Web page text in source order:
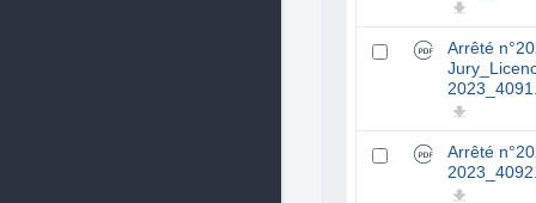
Arrêté
Arrêté